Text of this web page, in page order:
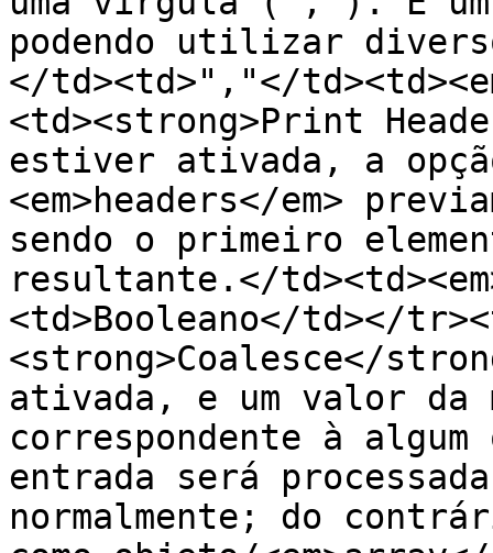
podendo utilizar
</td><td>","</
<td><strong>Print
estiver ativada, a
<em>headers</em>
sendo o primeiro
resultante.</
<td>Booleano</td></
<strong>Coalesce</
ativada, e um valor da
correspondente à algum
entrada será
normalmente; do